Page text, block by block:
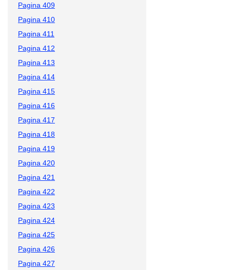
Pagina 409
Pagina 410
Pagina 411
Pagina 412
Pagina 413
Pagina 414
Pagina 415
Pagina 416
Pagina 417
Pagina 418
Pagina 419
Pagina 420
Pagina 421
Pagina 422
Pagina 423
Pagina 424
Pagina 425
Pagina 426
Pagina 427